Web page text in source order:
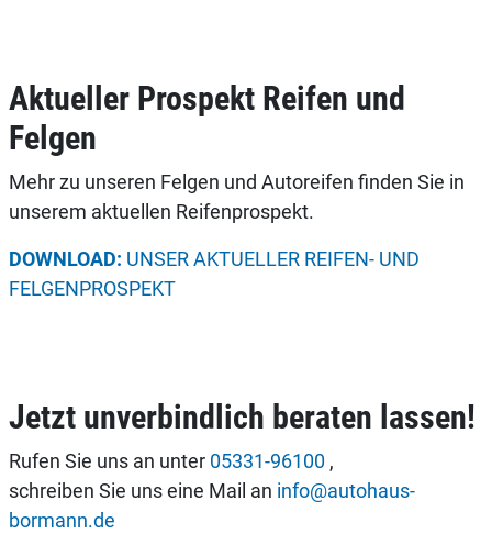
Aktueller Prospekt Reifen und
Felgen
Mehr zu unseren Felgen und Autoreifen finden Sie in
unserem aktuellen Reifenprospekt.
DOWNLOAD: UNSER AKTUELLER REIFEN- UND
FELGENPROSPEKT
Jetzt unverbindlich beraten lassen!
Rufen Sie uns an unter 05331-96100,
schreiben Sie uns eine Mail an info@autohaus-
bormann.de